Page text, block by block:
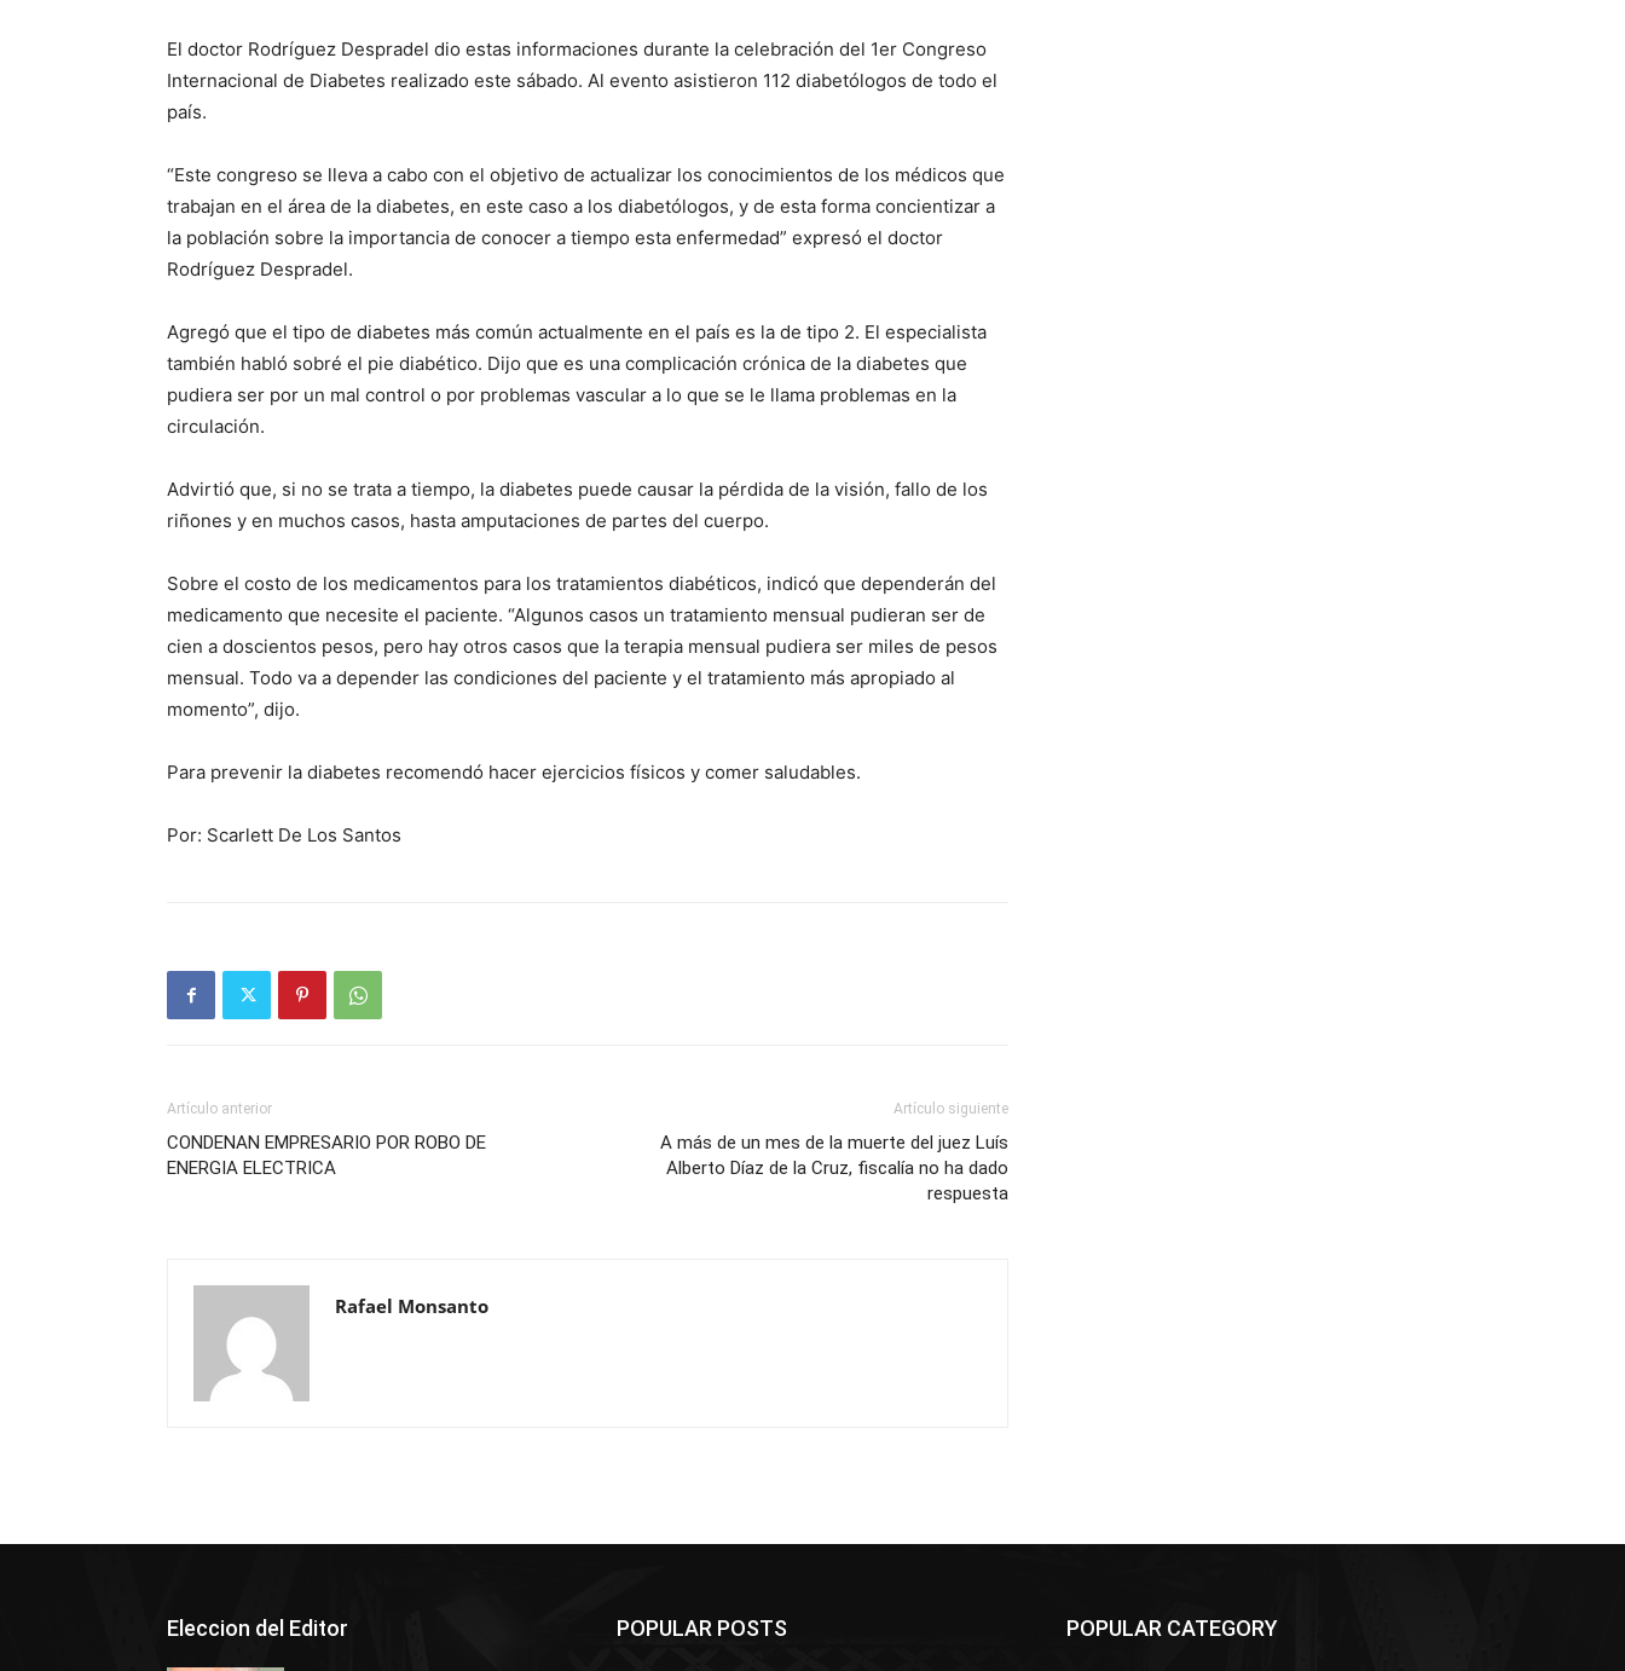
El doctor Rodríguez Despradel dio estas informaciones durante la celebración del 1er Congreso
Internacional de Diabetes realizado este sábado. Al evento asistieron 112 diabetólogos de todo el
país.
“Este congreso se lleva a cabo con el objetivo de actualizar los conocimientos de los médicos que
trabajan en el área de la diabetes, en este caso a los diabetólogos, y de esta forma concientizar a
la población sobre la importancia de conocer a tiempo esta enfermedad” expresó el doctor
Rodríguez Despradel.
Agregó que el tipo de diabetes más común actualmente en el país es la de tipo 2. El especialista
también habló sobré el pie diabético. Dijo que es una complicación crónica de la diabetes que
pudiera ser por un mal control o por problemas vascular a lo que se le llama problemas en la
circulación.
Advirtió que, si no se trata a tiempo, la diabetes puede causar la pérdida de la visión, fallo de los
riñones y en muchos casos, hasta amputaciones de partes del cuerpo.
Sobre el costo de los medicamentos para los tratamientos diabéticos, indicó que dependerán del
medicamento que necesite el paciente. “Algunos casos un tratamiento mensual pudieran ser de
cien a doscientos pesos, pero hay otros casos que la terapia mensual pudiera ser miles de pesos
mensual. Todo va a depender las condiciones del paciente y el tratamiento más apropiado al
momento”, dijo.
Para prevenir la diabetes recomendó hacer ejercicios físicos y comer saludables.
Por: Scarlett De Los Santos
Artículo anterior
CONDENAN EMPRESARIO POR ROBO DE
ENERGIA ELECTRICA
Artículo siguiente
A más de un mes de la muerte del juez Luís
Alberto Díaz de la Cruz, fiscalía no ha dado
respuesta
Rafael Monsanto
Eleccion del Editor POPULAR POSTS POPULAR CATEGORY